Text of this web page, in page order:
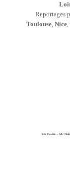
Reportages
Toulouse, Nice,
Idir Hakim – Idir